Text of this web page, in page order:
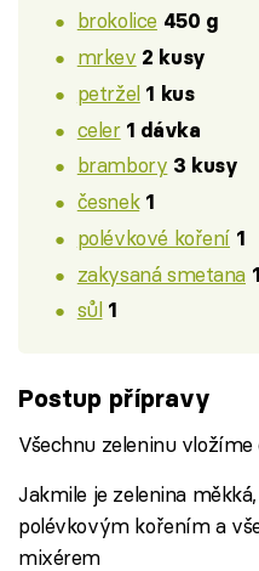
brokolice 450 g
mrkev 2 kusy
petržel 1 kus
celer 1 dávka
brambory 3 kusy
česnek 1
polévkové koření 1
zakysaná smetana
sůl 1
Postup přípravy
Všechnu zeleninu
Jakmile je zelenina
polévkovým kořením a
mixérem